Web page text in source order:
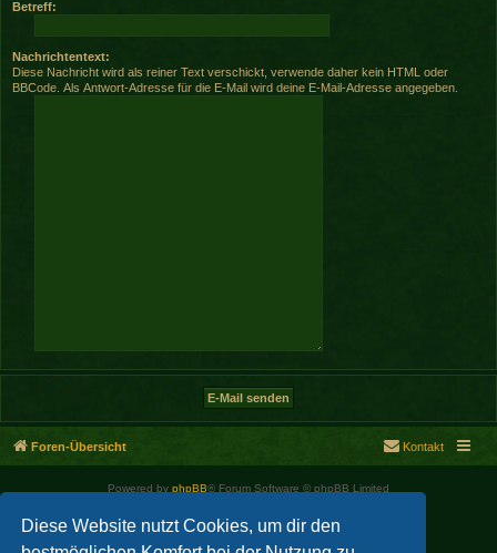
Diese Website nutzt Cookies, um dir den
Betreff:
Nachrichtentext:
Diese Nachricht wird als reiner Text verschickt, verwende daher kein HTML oder
BBCode. Als Antwort-Adresse für die E-Mail wird deine E-Mail-Adresse angegeben.
Foren-Übersicht Kontakt
Powered by phpBB® Forum Software © phpBB Limited